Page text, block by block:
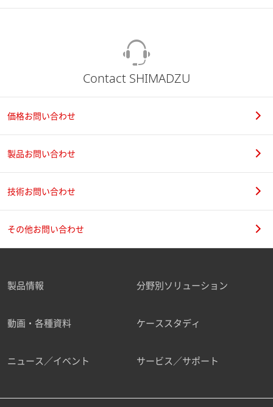
Contact SHIMADZU
価格お問い合わせ
製品お問い合わせ
技術お問い合わせ
その他お問い合わせ
製品情報 分野別ソリューション
動画・各種資料 ケーススタディ
ニュース／イベント サービス／サポート